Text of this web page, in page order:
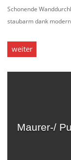
Schonende
staubarm dank
weiter
Maurer-/